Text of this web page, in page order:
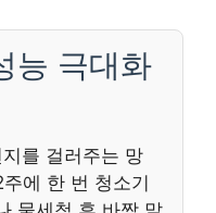
능 극대화
를 걸러주는 망
에 한 번 청소기